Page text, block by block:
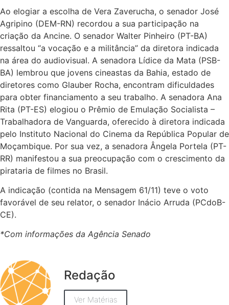
Ao elogiar a escolha de Vera Zaverucha, o senador José
Agripino (DEM-RN) recordou a sua participação na
criação da Ancine. O senador Walter Pinheiro (PT-BA)
ressaltou “a vocação e a militância” da diretora indicada
na área do audiovisual. A senadora Lídice da Mata (PSB-
BA) lembrou que jovens cineastas da Bahia, estado de
diretores como Glauber Rocha, encontram dificuldades
para obter financiamento a seu trabalho. A senadora Ana
Rita (PT-ES) elogiou o Prêmio de Emulação Socialista –
Trabalhadora de Vanguarda, oferecido à diretora indicada
pelo Instituto Nacional do Cinema da República Popular de
Moçambique. Por sua vez, a senadora Ângela Portela (PT-
RR) manifestou a sua preocupação com o crescimento da
pirataria de filmes no Brasil.
A indicação (contida na Mensagem 61/11) teve o voto
favorável de seu relator, o senador Inácio Arruda (PCdoB-
CE).
*Com informações da Agência Senado
Redação
Ver Matérias